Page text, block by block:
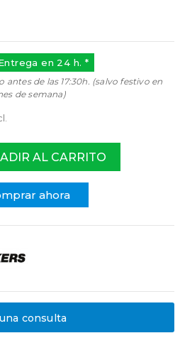
en 24 h. *
antes de las 17:30h. (salvo festivo en
de semana)
AL CARRITO
ahora
consulta